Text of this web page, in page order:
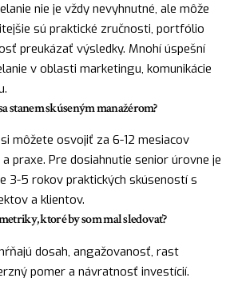
nie je vždy nevyhnutné, ale môže
sú praktické zručnosti, portfólio
preukázať výsledky. Mnohí úspešní
v oblasti marketingu, komunikácie
stanem skúseným manažérom?
môžete osvojiť za 6-12 mesiacov
praxe. Pre dosiahnutie senior úrovne je
3-5 rokov praktických skúseností s
a klientov.
ktoré by som mal sledovať?
dosah, angažovanosť, rast
pomer a návratnosť investícií.